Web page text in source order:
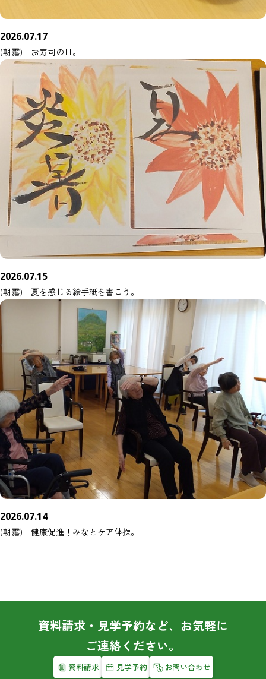
2026.07.17
(朝霧) お寿司の日。
2026.07.15
(朝霧) 夏を感じる絵手紙を書こう。
2026.07.14
(朝霧) 健康促進！みなとケア体操。
資料請求・見学予約など、お気軽に
ご連絡ください。
資料請求 見学予約 お問い合わせ